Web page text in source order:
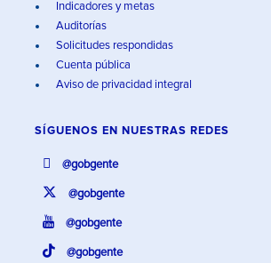
Indicadores y metas
Auditorías
Solicitudes respondidas
Cuenta pública
Aviso de privacidad integral
SÍGUENOS EN NUESTRAS REDES
@gobgente
@gobgente
@gobgente
@gobgente